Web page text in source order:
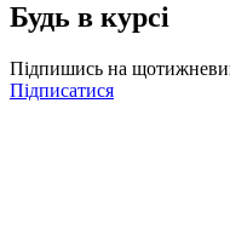
Будь в курсі
Підпишись на
Підписатися